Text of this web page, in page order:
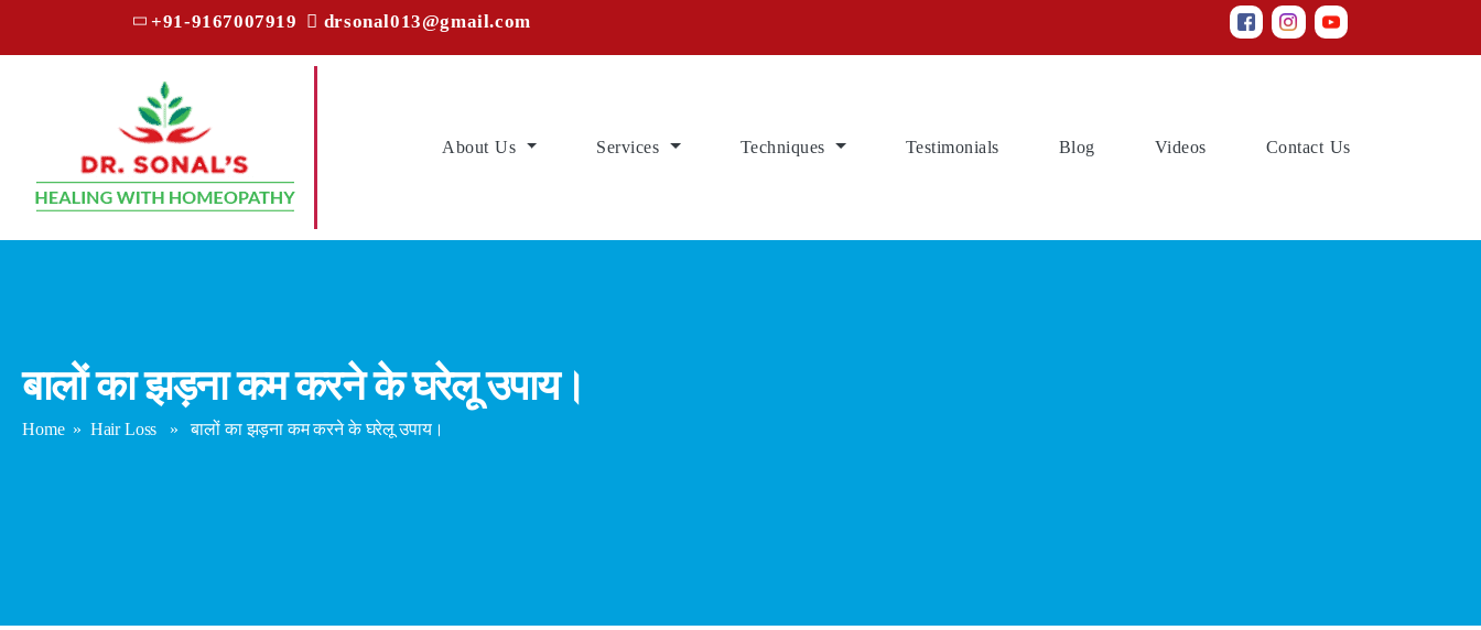
+91-9167007919 drsonal013@gmail.com
About Us Services Techniques Testimonials(current)Blog(current)Videos(current)Contact Us(current)
बालों का झड़ना कम करने के घरेलू उपाय।
Home» Hair Loss » बालों का झड़ना कम करने के घरेलू उपाय।